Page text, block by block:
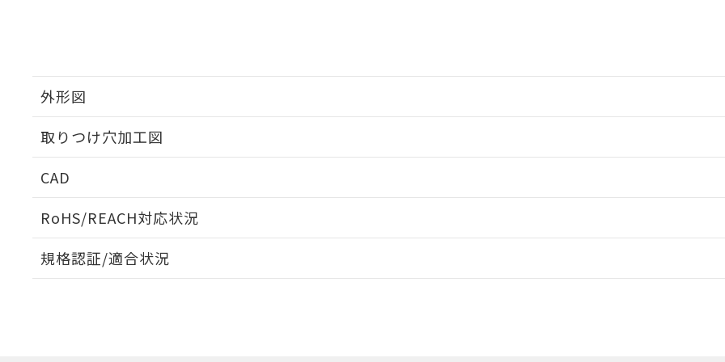
外形図
取りつけ穴加工図
CAD
RoHS/REACH対応状況
EU RoHS 注意事項・凡例
規格認証/適合状況